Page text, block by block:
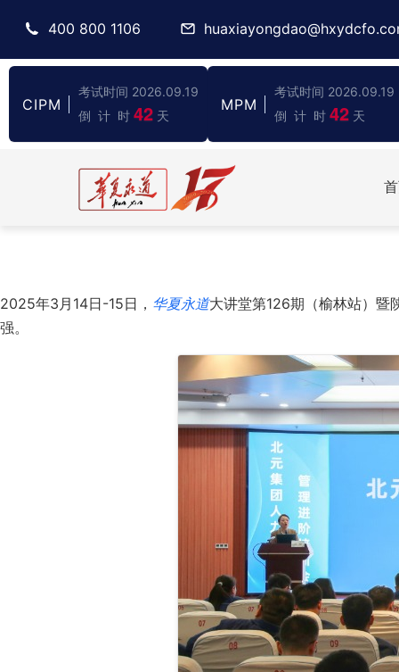
400 800 1106
CIPM
考试时间 2026.09.19
倒 计 时 42 天
MPM
考试时间 2026.09.19
倒 计 时 42 天
2025年3月14日-15日， 华夏永道大讲堂第126期（榆林站）暨
强。